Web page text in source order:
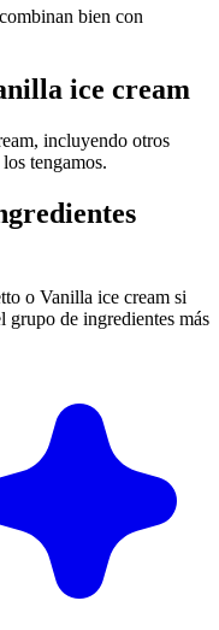
bien con
ice cream
incluyendo otros
tengamos.
o Vanilla ice cream si
grupo de ingredientes más